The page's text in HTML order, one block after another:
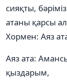
сияқты,
атаны қарсы
Хормен: Аяз
Аяз ата:
қыздарым,